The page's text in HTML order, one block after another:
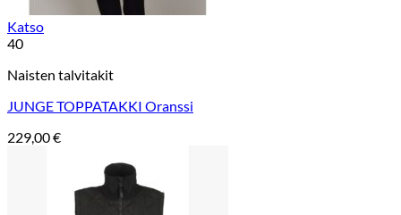
Katso
40
Naisten talvitakit
JUNGE TOPPATAKKI Oranssi
229,00€